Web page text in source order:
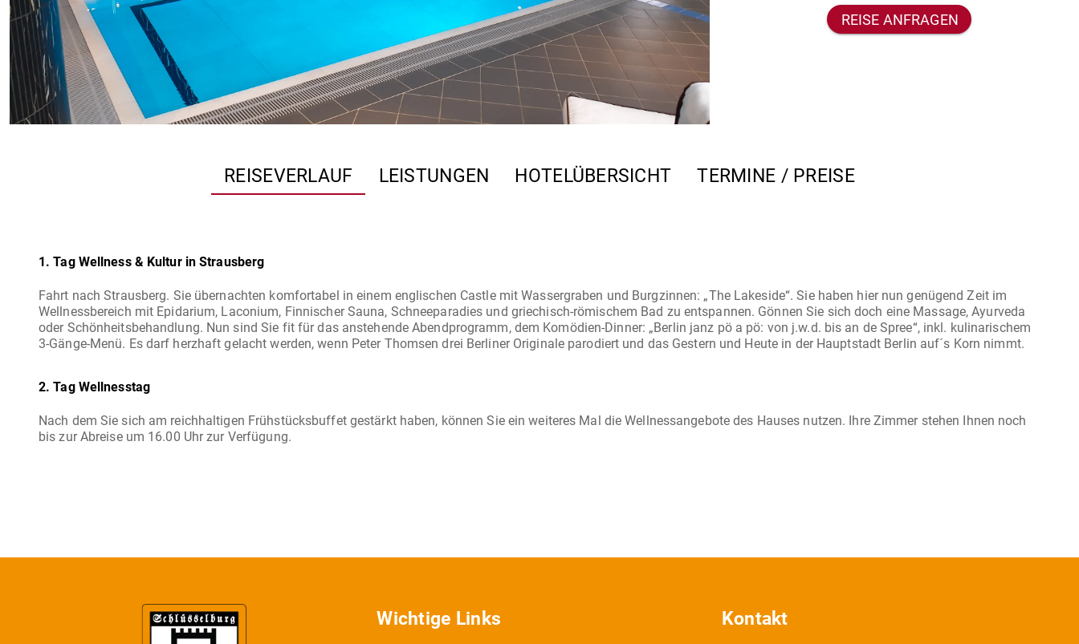
REISE ANFRAGEN
REISEVERLAUF LEISTUNGEN HOTELÜBERSICHT TERMINE / PREISE
1. Tag Wellness & Kultur in Strausberg
Fahrt nach Strausberg. Sie übernachten komfortabel in einem englischen Castle mit Wassergraben und Burgzinnen: „The Lakeside“. Sie haben hier nun genügend Zeit im
Wellnessbereich mit Epidarium, Laconium, Finnischer Sauna, Schneeparadies und griechisch-römischem Bad zu entspannen. Gönnen Sie sich doch eine Massage, Ayurveda
oder Schönheitsbehandlung. Nun sind Sie fit für das anstehende Abendprogramm, dem Komödien-Dinner: „Berlin janz pö a pö: von j.w.d. bis an de Spree“, inkl. kulinarischem
2. Tag Wellnesstag
Nach dem Sie sich am reichhaltigen Frühstücksbuffet gestärkt haben, können Sie ein weiteres Mal die Wellnessangebote des Hauses nutzen. Ihre Zimmer stehen Ihnen noch
Wichtige Links Kontakt